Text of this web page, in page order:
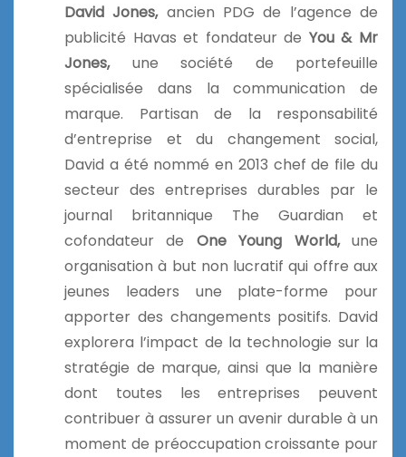
David Jones,ancien PDG de l’agence de
publicité Havas et fondateur de You & Mr
Jones,une société de portefeuille
spécialisée dans la communication de
marque. Partisan de la responsabilité
d’entreprise et du changement social,
David a été nommé en 2013 chef de file du
secteur des entreprises durables par le
journal britannique The Guardian et
cofondateur de One Young World,une
organisation à but non lucratif qui offre aux
jeunes leaders une plate-forme pour
apporter des changements positifs. David
explorera l’impact de la technologie sur la
stratégie de marque, ainsi que la manière
dont toutes les entreprises peuvent
contribuer à assurer un avenir durable à un
moment de préoccupation croissante pour